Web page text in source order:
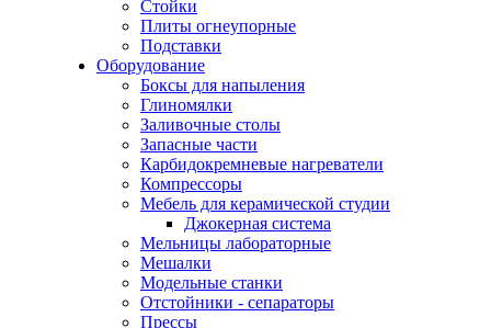
Стойки
Плиты огнеупорные
Подставки
Оборудование
Боксы для напыления
Глиномялки
Заливочные столы
Запасные части
Карбидокремневые нагреватели
Компрессоры
Мебель для керамической студии
Джокерная система
Мельницы лабораторные
Мешалки
Модельные станки
Отстойники - сепараторы
Прессы